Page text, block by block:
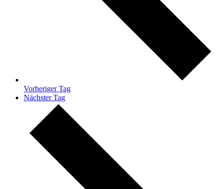
Vorheriger Tag
Nächster Tag